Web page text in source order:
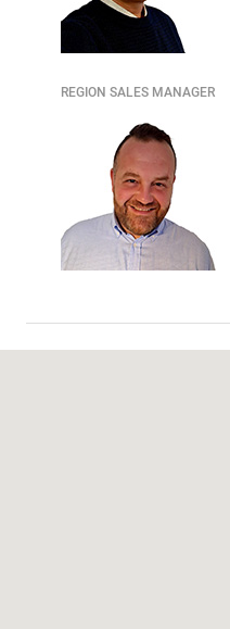
REGION SALES MANAGER